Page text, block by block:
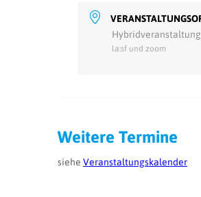
Hybridveranstaltung
la:sf und zoom
Weitere Termine
siehe Veranstaltungskalender